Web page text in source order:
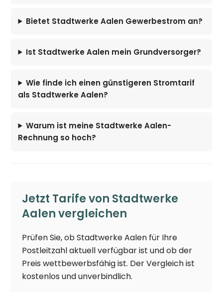
Bietet Stadtwerke Aalen Gewerbestrom an?
Ist Stadtwerke Aalen mein Grundversorger?
Wie finde ich einen günstigeren Stromtarif
als Stadtwerke Aalen?
Warum ist meine Stadtwerke Aalen-
Rechnung so hoch?
Jetzt Tarife von Stadtwerke
Aalen vergleichen
Prüfen Sie, ob Stadtwerke Aalen für Ihre
Postleitzahl aktuell verfügbar ist und ob der
Preis wettbewerbsfähig ist. Der Vergleich ist
kostenlos und unverbindlich.